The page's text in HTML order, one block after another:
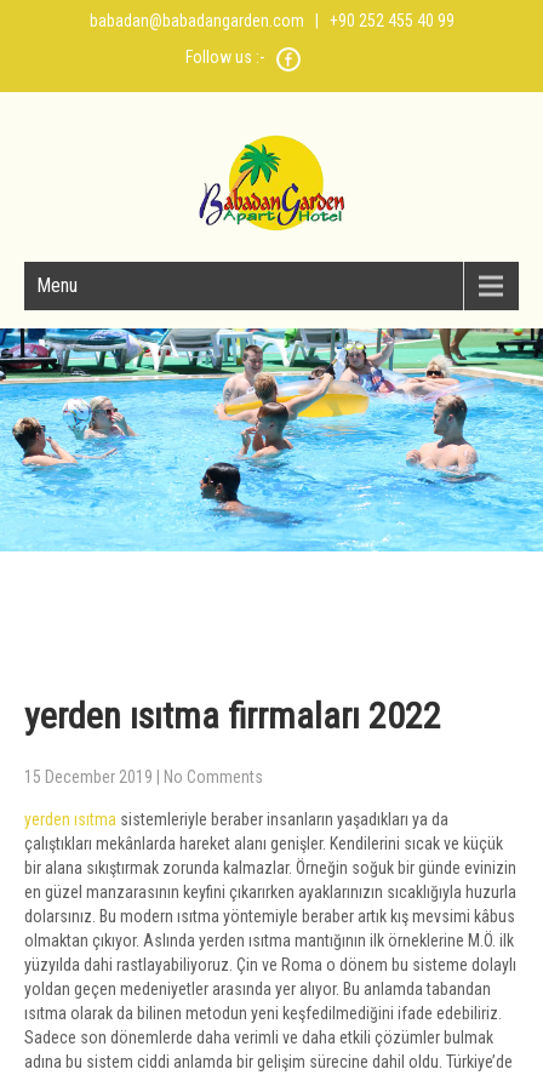
babadan@babadangarden.com | +90 252 455 40 99
Follow us :-
Menu
yerden ısıtma firrmaları 2022
15 December 2019 No Comments
yerden ısıtma sistemleriyle beraber insanların yaşadıkları ya da
çalıştıkları mekânlarda hareket alanı genişler. Kendilerini sıcak ve küçük
bir alana sıkıştırmak zorunda kalmazlar. Örneğin soğuk bir günde evinizin
en güzel manzarasının keyfini çıkarırken ayaklarınızın sıcaklığıyla huzurla
dolarsınız. Bu modern ısıtma yöntemiyle beraber artık kış mevsimi kâbus
olmaktan çıkıyor. Aslında yerden ısıtma mantığının ilk örneklerine M.Ö. ilk
yüzyılda dahi rastlayabiliyoruz. Çin ve Roma o dönem bu sisteme dolaylı
yoldan geçen medeniyetler arasında yer alıyor. Bu anlamda tabandan
ısıtma olarak da bilinen metodun yeni keşfedilmediğini ifade edebiliriz.
Sadece son dönemlerde daha verimli ve daha etkili çözümler bulmak
adına bu sistem ciddi anlamda bir gelişim sürecine dahil oldu. Türkiye’de